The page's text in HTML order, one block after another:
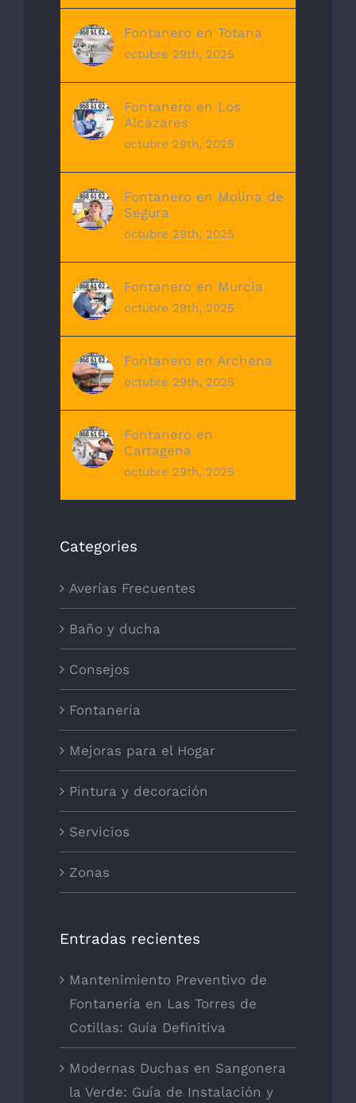
Fontanero en Totana
octubre 29th, 2025
Fontanero en Los
Alcázares
octubre 29th, 2025
Fontanero en Molina de
Segura
octubre 29th, 2025
Fontanero en Murcia
octubre 29th, 2025
Fontanero en Archena
octubre 29th, 2025
Fontanero en
Cartagena
octubre 29th, 2025
Categories
Averías Frecuentes
Baño y ducha
Consejos
Fontanería
Mejoras para el Hogar
Pintura y decoración
Servicios
Zonas
Entradas recientes
Mantenimiento Preventivo de
Fontanería en Las Torres de
Cotillas: Guía Definitiva
Modernas Duchas en Sangonera
la Verde: Guía de Instalación y